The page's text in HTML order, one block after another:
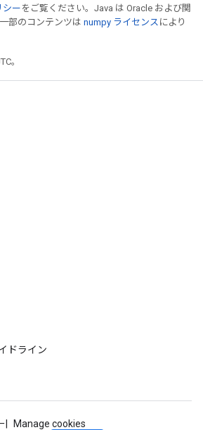
シー をご覧ください。Java は Oracle および関
部のコンテンツは numpy ライセンス により
。
ドライン
Manage cookies